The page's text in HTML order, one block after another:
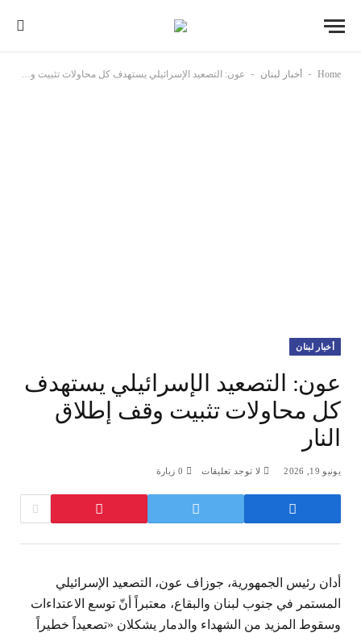
Home
- أخبار لبنان - عون: التصعيد الإسرائيلي يستهدف كل محاولات تثبيت وقف إطلاق النار
أخبار لبنان
عون: التصعيد الإسرائيلي يستهدف
كل محاولات تثبيت وقف إطلاق
النار
يونيو 19, 2026 لا توجد تعليقات 0 زيارة
أدان رئيس الجمهورية، جوزاف عون، التصعيد الإسرائيلي
المستمر في جنوب لبنان والبقاع، معتبراً أنّ توسع الاعتداءات
وسقوط المزيد من الشهداء والدمار يشكلان «تصعيداً خطيراً